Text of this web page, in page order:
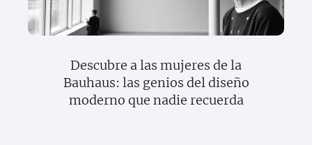
Descubre a las mujeres de la
Bauhaus: las genios del diseño
moderno que nadie recuerda